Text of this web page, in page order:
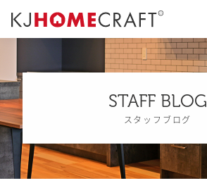
STAFF BLOG
スタッフブログ